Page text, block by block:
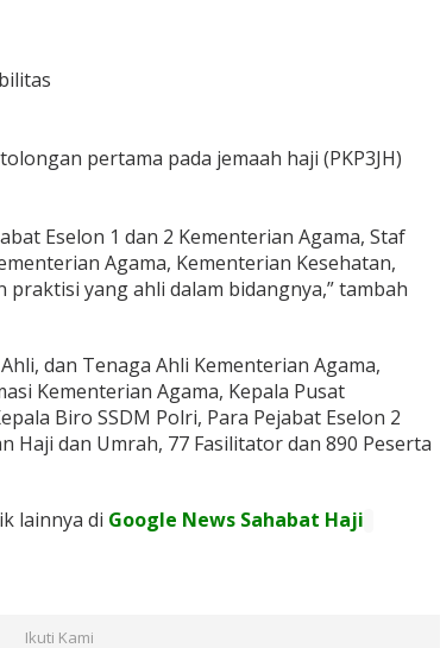
pertama pada jemaah haji (PKP3JH)
Eselon 1 dan 2 Kementerian Agama, Staf
Agama, Kementerian Kesehatan,
praktisi yang ahli dalam bidangnya,” tambah
dan Tenaga Ahli Kementerian Agama,
Kementerian Agama, Kepala Pusat
Biro SSDM Polri, Para Pejabat Eselon 2
Haji dan Umrah, 77 Fasilitator dan 890 Peserta
lainnya di Google News Sahabat Haji
Ikuti Kami